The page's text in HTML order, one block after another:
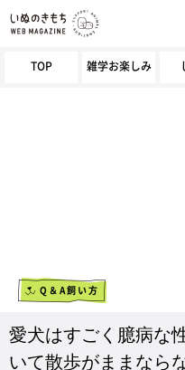
TOP 雑学お楽しみ
Q＆A飼い方
愛犬はすごく臆病な
いて散歩がままなら